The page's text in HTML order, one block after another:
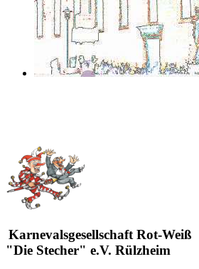
Karnevalsgesellschaft Rot-Weiß
"Die Stecher" e.V. Rülzheim